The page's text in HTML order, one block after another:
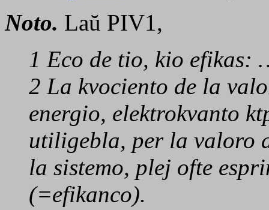
Noto. Laŭ PIV1,
1 Eco de tio, kio
2 La kvociento de la
energio, elektrokvanto
utiligebla, per la valoro
la sistemo, plej ofte
(=efikanco).